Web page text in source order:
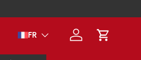
Langue
FR
Se connecter
Panier